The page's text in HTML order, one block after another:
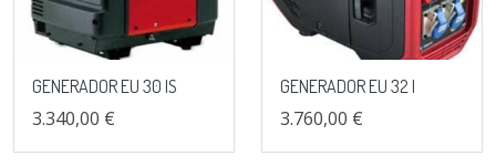
GENERADOR EU 30 IS
3.340,00 €
GENERADOR EU 32 I
3.760,00 €